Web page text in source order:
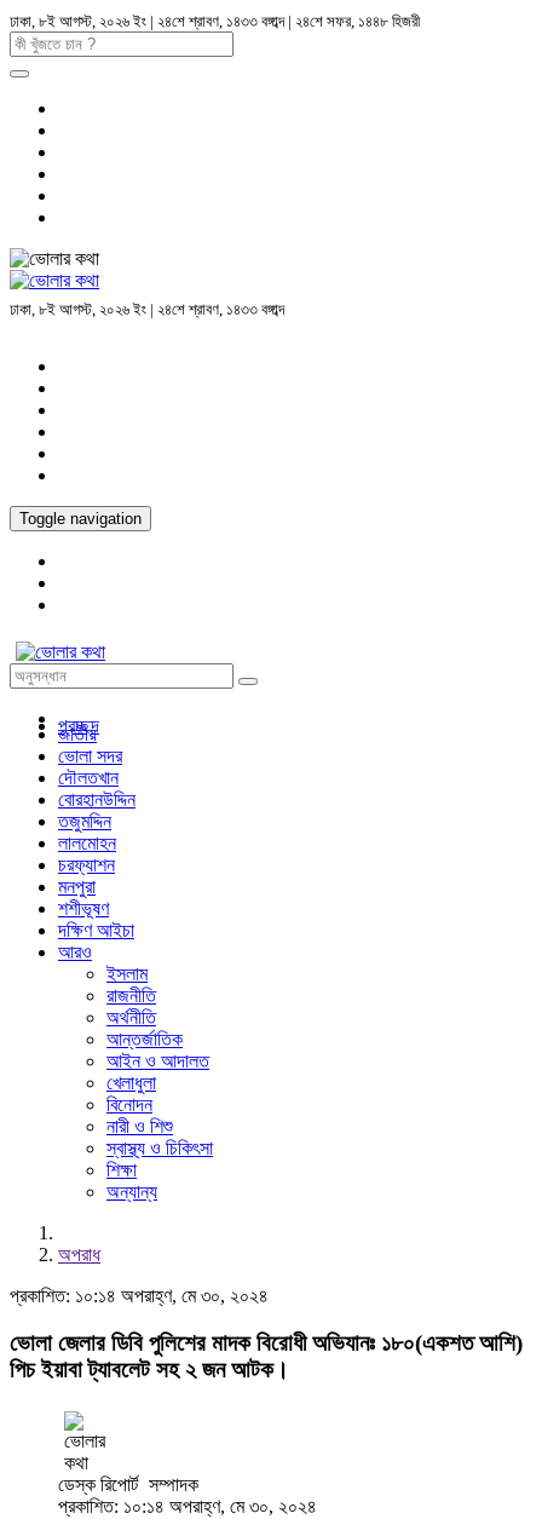
ঢাকা, ৮ই আগস্ট, ২০২৬ ইং | ২৪শে শ্রাবণ, ১৪৩৩ বঙ্গাব্দ | ২৪শে সফর, ১৪৪৮ হিজরী
ঢাকা, ৮ই আগস্ট, ২০২৬ ইং | ২৪শে শ্রাবণ, ১৪৩৩ বঙ্গাব্দ
Toggle navigation
প্রচ্ছদ
জাতীয়
ভোলা সদর
দৌলতখান
বোরহানউদ্দিন
তজুমদ্দিন
লালমোহন
চরফ্যাশন
মনপুরা
শশীভূষণ
দক্ষিণ আইচা
আরও
ইসলাম
রাজনীতি
অর্থনীতি
আন্তর্জাতিক
আইন ও আদালত
খেলাধুলা
বিনোদন
নারী ও শিশু
স্বাস্থ্য ও চিকিৎসা
শিক্ষা
অন্যান্য
অপরাধ
প্রকাশিত: ১০:১৪ অপরাহ্ণ, মে ৩০, ২০২৪
ভোলা জেলার ডিবি পুলিশের মাদক বিরোধী অভিযানঃ ১৮০(একশত আশি)
পিচ ইয়াবা ট্যাবলেট সহ ২ জন আটক।
ডেস্ক রিপোর্ট সম্পাদক
প্রকাশিত: ১০:১৪ অপরাহ্ণ, মে ৩০, ২০২৪